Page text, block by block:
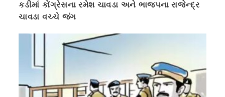
કડીમાં કોંગ્રેસના રમેશ ચાવડા અને ભાજપના રાજેન્દ્ર
ચાવડા વચ્ચે જંગ